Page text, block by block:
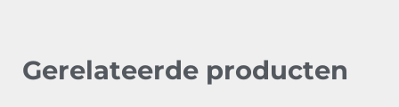
Gerelateerde producten